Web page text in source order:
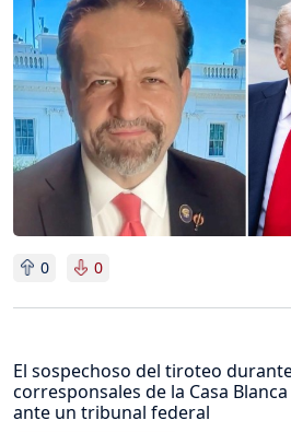
0 0
El sospechoso del tiroteo
corresponsales de la Casa
ante un tribunal federal